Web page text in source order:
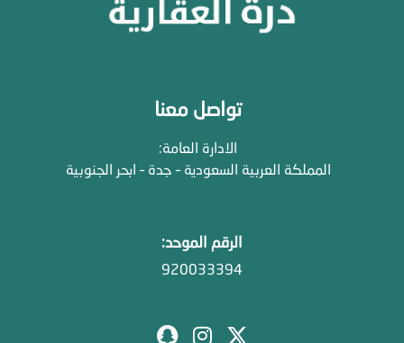
تواصل معنا
الادارة العامة:
المملكة العربية السعودية – جدة – ابحر الجنوبية
الرقم الموحد:
920033394